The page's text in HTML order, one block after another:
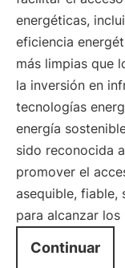
energéticas,
eficiencia
más limpias que
la inversión en
tecnologías
energía
sido reconocida
promover el
asequible, fiable,
para alcanzar los
Continuar